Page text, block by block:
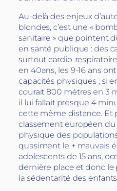
Au-delà des enjeux
blondes, c’est une «
sanitaire » que pointent
en santé publique : des
surtout cardio-
en 40ans, les 9-16 ans
capacités physiques ; si
courait 800 mètres en 3
il lui fallait presque 4
cette même distance. Et
classement européen du
physique des
quasiment le + mauvais
adolescents de 15 ans,
dernière place et donc le
la sédentarité des